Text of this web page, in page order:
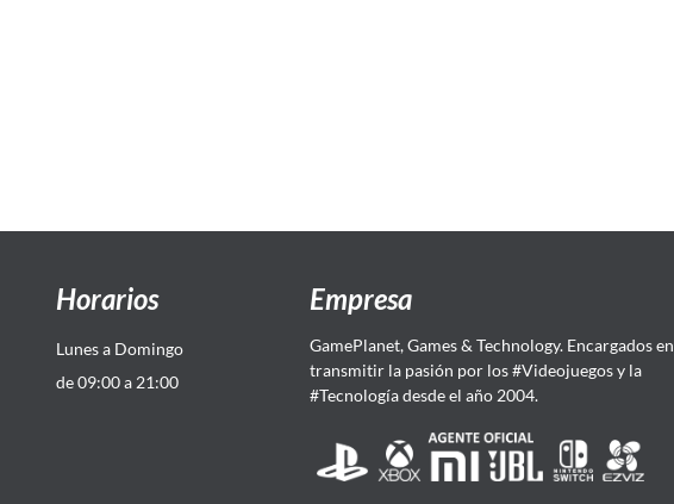
Horarios
Lunes a Domingo
de 09:00 a 21:00
Empresa
GamePlanet, Games & Technology. Encargados en
transmitir la pasión por los #Videojuegos y la
#Tecnología desde el año 2004.